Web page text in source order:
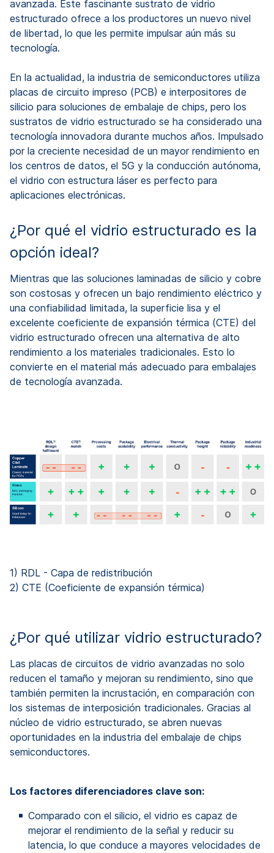
avanzada. Este fascinante sustrato de vidrio
estructurado ofrece a los productores un nuevo nivel
de libertad, lo que les permite impulsar aún más su
tecnología.
En la actualidad, la industria de semiconductores utiliza
placas de circuito impreso (PCB) e interpositores de
silicio para soluciones de embalaje de chips, pero los
sustratos de vidrio estructurado se ha considerado una
tecnología innovadora durante muchos años. Impulsado
por la creciente necesidad de un mayor rendimiento en
los centros de datos, el 5G y la conducción autónoma,
el vidrio con estructura láser es perfecto para
aplicaciones electrónicas.
¿Por qué el vidrio estructurado es la
opción ideal?
Mientras que las soluciones laminadas de silicio y cobre
son costosas y ofrecen un bajo rendimiento eléctrico y
una confiabilidad limitada, la superficie lisa y el
excelente coeficiente de expansión térmica (CTE) del
vidrio estructurado ofrecen una alternativa de alto
rendimiento a los materiales tradicionales. Esto lo
convierte en el material más adecuado para embalajes
de tecnología avanzada.
1) RDL - Capa de redistribución
2) CTE (Coeficiente de expansión térmica)
¿Por qué utilizar vidrio estructurado?
Las placas de circuitos de vidrio avanzadas no solo
reducen el tamaño y mejoran su rendimiento, sino que
también permiten la incrustación, en comparación con
los sistemas de interposición tradicionales. Gracias al
núcleo de vidrio estructurado, se abren nuevas
oportunidades en la industria del embalaje de chips
semiconductores.
Los factores diferenciadores clave son:
Comparado con el silicio, el vidrio es capaz de
mejorar el rendimiento de la señal y reducir su
latencia, lo que conduce a mayores velocidades de